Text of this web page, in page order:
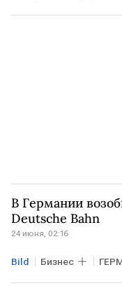
Bosch
В Германии
Deutsche Bahn
24 июня, 02:16
Bild Бизнес
Deutsche Bahn